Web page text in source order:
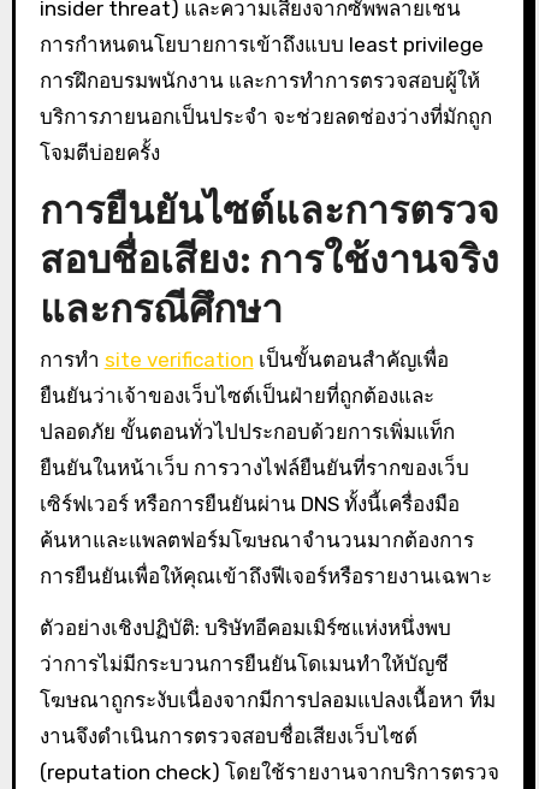
insider threat) และความเสี่ยงจากซัพพลายเชน
การกำหนดนโยบายการเข้าถึงแบบ least privilege
การฝึกอบรมพนักงาน และการทำการตรวจสอบผู้ให้
บริการภายนอกเป็นประจำ จะช่วยลดช่องว่างที่มักถูก
โจมตีบ่อยครั้ง
การยืนยันไซต์และการตรวจ
สอบชื่อเสียง: การใช้งานจริง
และกรณีศึกษา
การทำ site verification เป็นขั้นตอนสำคัญเพื่อ
ยืนยันว่าเจ้าของเว็บไซต์เป็นฝ่ายที่ถูกต้องและ
ปลอดภัย ขั้นตอนทั่วไปประกอบด้วยการเพิ่มแท็ก
ยืนยันในหน้าเว็บ การวางไฟล์ยืนยันที่รากของเว็บ
เซิร์ฟเวอร์ หรือการยืนยันผ่าน DNS ทั้งนี้เครื่องมือ
ค้นหาและแพลตฟอร์มโฆษณาจำนวนมากต้องการ
การยืนยันเพื่อให้คุณเข้าถึงฟีเจอร์หรือรายงานเฉพาะ
ตัวอย่างเชิงปฏิบัติ: บริษัทอีคอมเมิร์ซแห่งหนึ่งพบ
ว่าการไม่มีกระบวนการยืนยันโดเมนทำให้บัญชี
โฆษณาถูกระงับเนื่องจากมีการปลอมแปลงเนื้อหา ทีม
งานจึงดำเนินการตรวจสอบชื่อเสียงเว็บไซต์
(reputation check) โดยใช้รายงานจากบริการตรวจ